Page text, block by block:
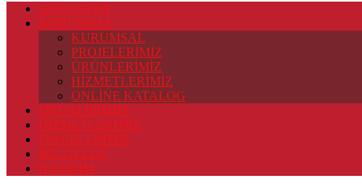
ANASAYFA
KURUMSAL
KURUMSAL
PROJELERİMİZ
ÜRÜNLERİMİZ
HİZMETLERİMİZ
ONLİNE KATALOG
ÜRÜNLERİMİZ
HİZMETLERİMİZ
PROJELERİMİZ
BELGELER
İLETİŞİM